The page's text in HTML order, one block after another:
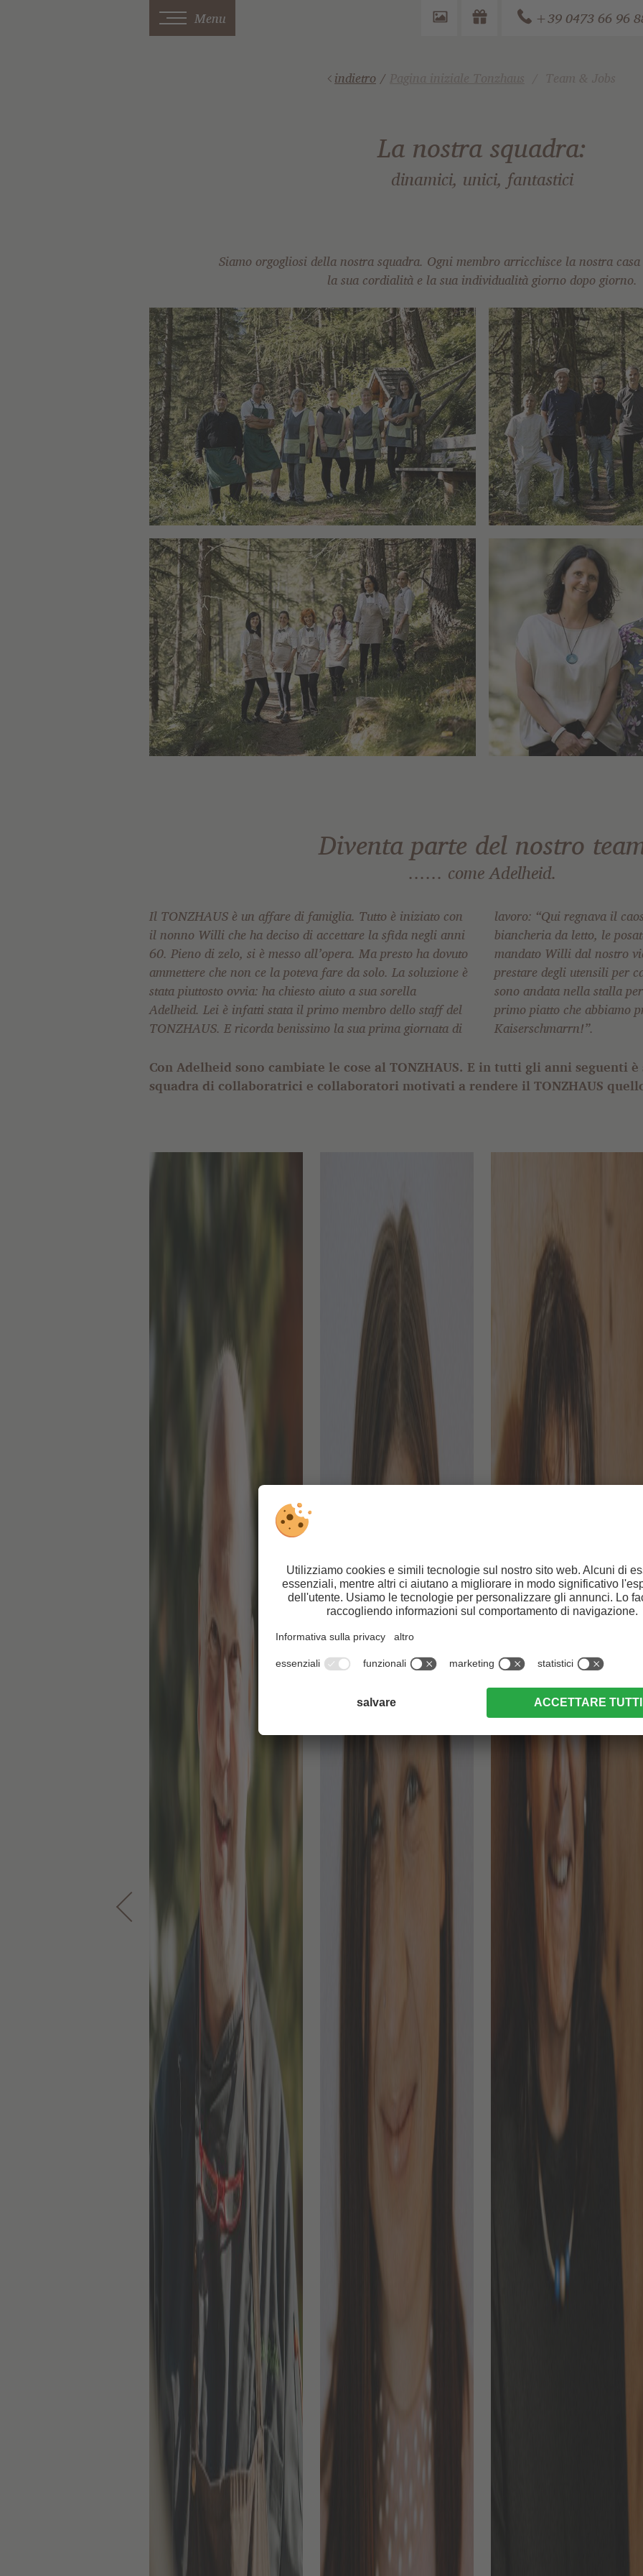
Menu +39 0473 66 96
indietro/
La nostra squadra:
dinamici, unici, fantastici
Siamo orgogliosi della nostra squadra. Ogni membro arricchisce la nostra
la sua cordialità e la sua individualità giorno dopo giorno.
Diventa parte del nostro
…… come Adelheid.
Il TONZHAUS è un affare di famiglia. Tutto è iniziato con
il nonno Willi che ha deciso di accettare la sfida negli anni
60. Pieno di zelo, si è messo all’opera. Ma presto ha dovuto
ammettere che non ce la poteva fare da solo. La soluzione è
stata piuttosto ovvia: ha chiesto aiuto a sua sorella
Adelheid. Lei è infatti stata il primo membro dello staff del
TONZHAUS. E ricorda benissimo la sua prima giornata di
lavoro: “Qui regnava il caos completo! Mancavano la
biancheria da letto, le posate, le pentole, il cibo. Ho
mandato Willi dal nostro vicino, Unterwirt, per farsi
prestare degli utensili per camere e cucina. Io nel frattempo
sono andata nella stalla per prendere uova e latte … il
primo piatto che abbiamo preparato era il
Kaiserschmarrn!”.
Con Adelheid sono cambiate le cose al TONZHAUS. E in tutti gli anni seguenti
squadra di collaboratrici e collaboratori motivati a rendere il TONZHAUS